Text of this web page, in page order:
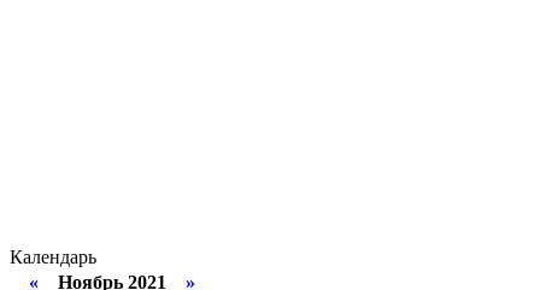
Календарь
«Ноябрь 2021 »